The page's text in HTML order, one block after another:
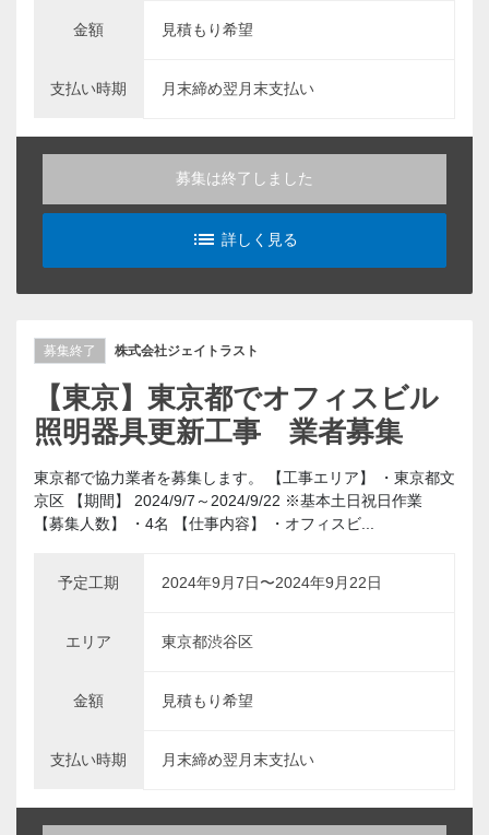
金額 見積もり希望
支払い時期 月末締め翌月末支払い
募集は終了しました
list_alt
詳しく見る
募集終了 株式会社ジェイトラスト
【東京】東京都でオフィスビル
照明器具更新工事 業者募集
東京都で協力業者を募集します。 【工事エリア】 ・東京都文
京区 【期間】 2024/9/7～2024/9/22 ※基本土日祝日作業
【募集人数】 ・4名 【仕事内容】 ・オフィスビ...
予定工期 2024年9月7日〜2024年9月22日
エリア 東京都渋谷区
金額 見積もり希望
支払い時期 月末締め翌月末支払い